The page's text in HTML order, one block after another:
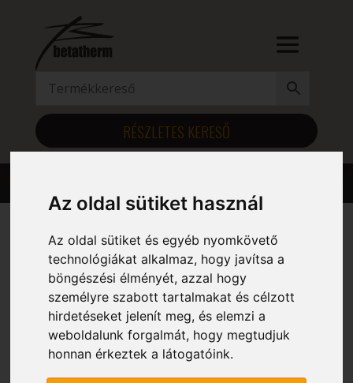
Az oldal sütiket használ
Az oldal sütiket és egyéb nyomkövető
technológiákat alkalmaz, hogy javítsa a
böngészési élményét, azzal hogy
személyre szabott tartalmakat és célzott
hirdetéseket jelenít meg, és elemzi a
weboldalunk forgalmát, hogy megtudjuk
honnan érkeztek a látogatóink.
RÉSZLETES KERESŐ
Kezdőlap/ Szélesség (mm) termék / 1065
1065
Mind a(z) 6 találat megjelenítve